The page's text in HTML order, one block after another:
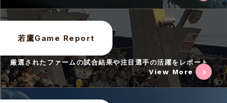
若鷹Game Report
厳選されたファームの試合結果や注目選手の活躍をレポート
View More